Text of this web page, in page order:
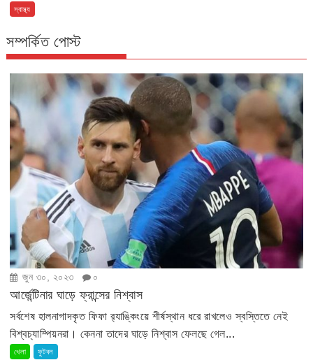
স্বাস্থ্য
সম্পর্কিত পোস্ট
জুন ৩০, ২০২৩ ০
আর্জেন্টিনার ঘাড়ে ফ্রান্সের নিশ্বাস
সর্বশেষ হালনাগাদকৃত ফিফা র‍্যাঙ্কিংয়ে শীর্ষস্থান ধরে রাখলেও স্বস্তিতে নেই
বিশ্বচ্যাম্পিয়নরা। কেননা তাদের ঘাড়ে নিশ্বাস ফেলছে গেল...
খেলা ফুটবল